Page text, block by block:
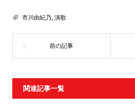
市川由紀乃,演歌
関連記事一覧